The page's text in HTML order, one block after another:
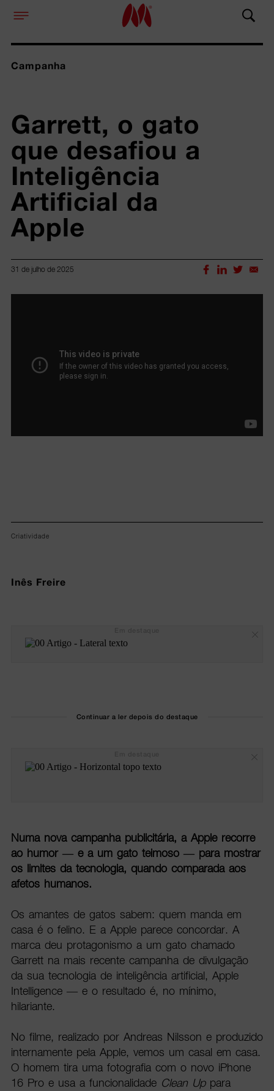
Campanha
Garrett, o gato
que desafiou a
Inteligência
Artificial da
Apple
31 de julho de 2025
Criatividade
Inês Freire
Continuar a ler depois do destaque
Numa nova campanha publicitária, a Apple recorre
ao humor — e a um gato teimoso — para mostrar
os limites da tecnologia, quando comparada aos
afetos humanos.
Os amantes de gatos sabem: quem manda em
casa é o felino. E a Apple parece concordar. A
marca deu protagonismo a um gato chamado
Garrett na mais recente campanha de divulgação
da sua tecnologia de inteligência artificial, Apple
Intelligence — e o resultado é, no mínimo,
hilariante.
No filme, realizado por Andreas Nilsson e produzido
internamente pela Apple, vemos um casal em casa.
O homem tira uma fotografia com o novo iPhone
16 Pro e usa a funcionalidade Clean Uppara